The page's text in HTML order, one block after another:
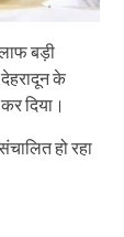
बड़ी
के
दिया।
हो रहा